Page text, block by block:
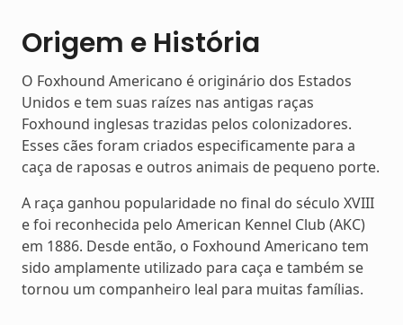
Origem e História
O Foxhound Americano é originário dos Estados
Unidos e tem suas raízes nas antigas raças
Foxhound inglesas trazidas pelos colonizadores.
Esses cães foram criados especificamente para a
caça de raposas e outros animais de pequeno porte.
A raça ganhou popularidade no final do século XVIII
e foi reconhecida pelo American Kennel Club (AKC)
em 1886. Desde então, o Foxhound Americano tem
sido amplamente utilizado para caça e também se
tornou um companheiro leal para muitas famílias.